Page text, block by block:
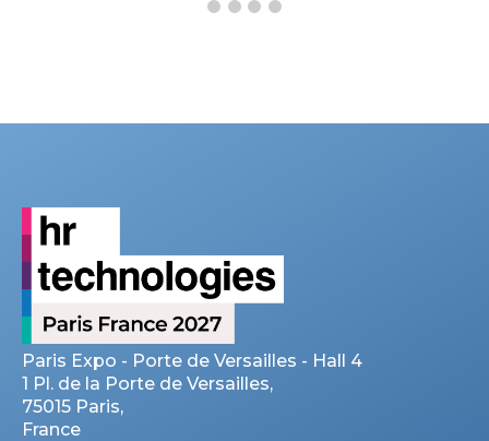
Paris Expo - Porte de Versailles - Hall 4
1 Pl. de la Porte de Versailles,
75015 Paris,
France